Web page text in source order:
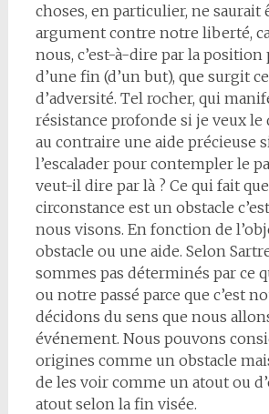
choses, en particulier, ne saurait
argument contre notre liberté,
nous, c’est-à-dire par la position
d’une fin (d’un but), que surgit
d’adversité. Tel rocher, qui
résistance profonde si je veux le
au contraire une aide précieuse
l’escalader pour contempler le
veut-il dire par là ? Ce qui fait
circonstance est un obstacle
nous visons. En fonction de
obstacle ou une aide. Selon
sommes pas déterminés par ce
ou notre passé parce que c’est
décidons du sens que nous
événement. Nous pouvons
origines comme un obstacle
de les voir comme un atout ou
atout selon la fin visée.